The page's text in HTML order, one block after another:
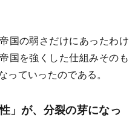
国の弱さだけにあったわけ
国を強くした仕組みそのも
ていったのである。
」が、分裂の芽になっ